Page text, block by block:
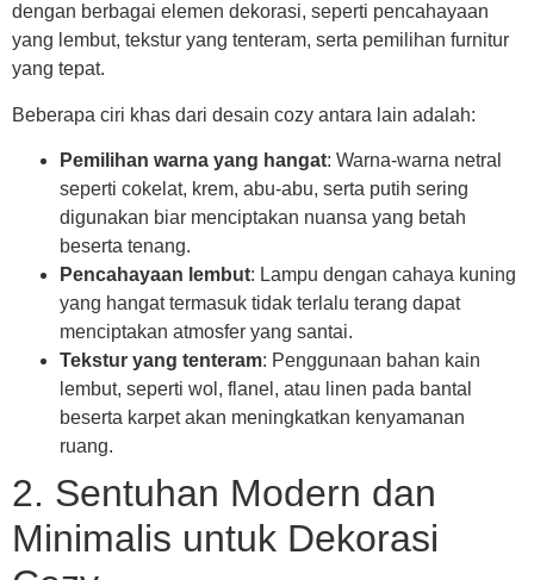
dengan berbagai elemen dekorasi, seperti pencahayaan
yang lembut, tekstur yang tenteram, serta pemilihan furnitur
yang tepat.
Beberapa ciri khas dari desain cozy antara lain adalah:
Pemilihan warna yang hangat: Warna-warna netral
seperti cokelat, krem, abu-abu, serta putih sering
digunakan biar menciptakan nuansa yang betah
beserta tenang.
Pencahayaan lembut: Lampu dengan cahaya kuning
yang hangat termasuk tidak terlalu terang dapat
menciptakan atmosfer yang santai.
Tekstur yang tenteram: Penggunaan bahan kain
lembut, seperti wol, flanel, atau linen pada bantal
beserta karpet akan meningkatkan kenyamanan
ruang.
2. Sentuhan Modern dan
Minimalis untuk Dekorasi